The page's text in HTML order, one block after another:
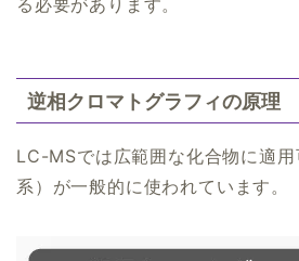
逆相クロマトグラフィの原理
LC-MSでは広範囲な化合物に適
系）が一般的に使われています。